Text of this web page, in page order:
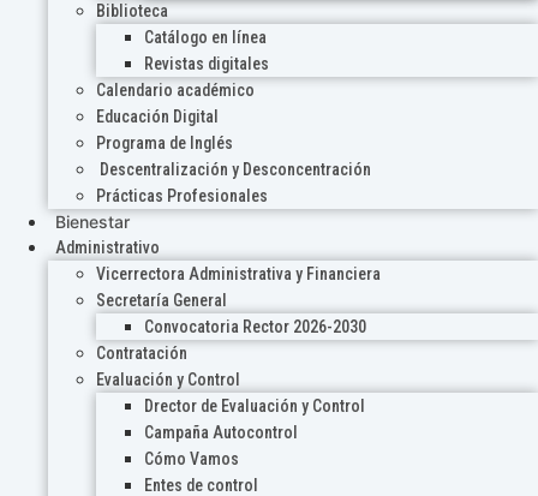
Biblioteca
Catálogo en línea
Revistas digitales
Calendario académico
Educación Digital
Programa de Inglés
Descentralización y Desconcentración
Prácticas Profesionales
Bienestar
Administrativo
Vicerrectora Administrativa y Financiera
Secretaría General
Convocatoria Rector 2026-2030
Contratación
Evaluación y Control
Drector de Evaluación y Control
Campaña Autocontrol
Cómo Vamos
Entes de control